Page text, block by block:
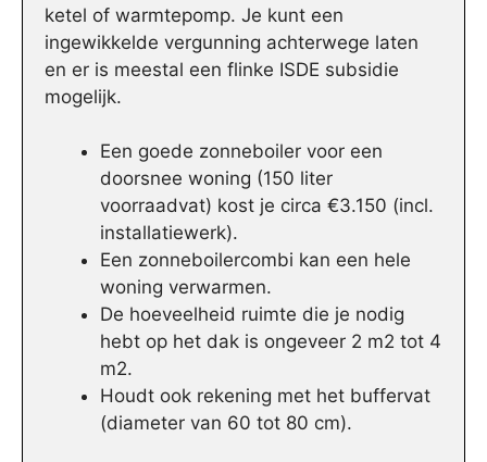
ketel of warmtepomp. Je kunt een
ingewikkelde vergunning achterwege laten
en er is meestal een flinke ISDE subsidie
mogelijk.
Een goede zonneboiler voor een
doorsnee woning (150 liter
voorraadvat) kost je circa €3.150 (incl.
installatiewerk).
Een zonneboilercombi kan een hele
woning verwarmen.
De hoeveelheid ruimte die je nodig
hebt op het dak is ongeveer 2 m2 tot 4
m2.
Houdt ook rekening met het buffervat
(diameter van 60 tot 80 cm).